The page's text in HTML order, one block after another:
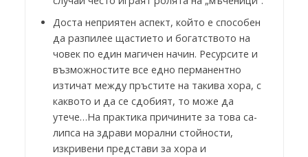
Доста неприятен аспект, който е способен
да разпилее щастието и богатството на
човек по един магичен начин. Ресурсите и
възможностите все едно перманентно
изтичат между пръстите на такива хора, с
каквото и да се сдобият, то може да
утече…На практика причините за това са-
липса на здрави морални стойности,
изкривени представи за хора и